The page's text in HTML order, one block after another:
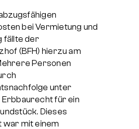
bei Vermietung und
fällte der
(BFH) hierzu am
Personen
unter
Erbbaurecht für ein
Dieses
mit einem